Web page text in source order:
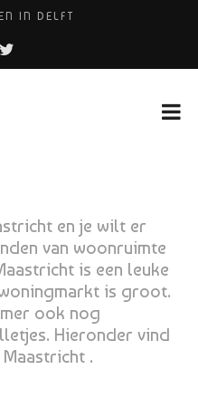
IN DELFT
￼
THE SPOT!
en je wilt er
van woonruimte
is een leuke
is groot.
ook nog
Hieronder vind
.